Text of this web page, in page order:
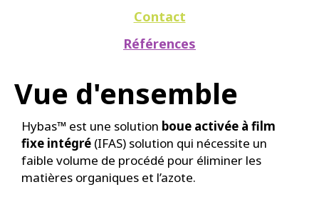
Contact
Références
Vue d'ensemble
Hybas™ est une solution boue activée à film
fixe intégré (IFAS) solution qui nécessite un
faible volume de procédé pour éliminer les
matières organiques et l’azote.